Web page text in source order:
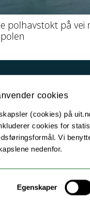
cookies
(cookies) på
cookies for
Vi
nedenfor.
Egenskaper
polhavstokt på vei
For media
For skoler
Ledige stillinger
English website
Logg inn